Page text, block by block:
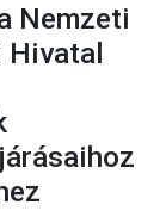
Nemzeti
Hivatal